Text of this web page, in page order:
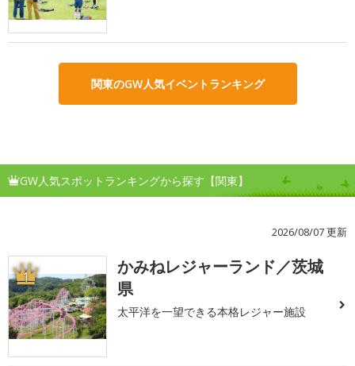
関東のGW人気イベントランキング
GW人気スポットランキングから探す【関東】
2026/08/07 更新
1
かみねレジャーランド／茨城
県
太平洋を一望できる本格レジャー施設